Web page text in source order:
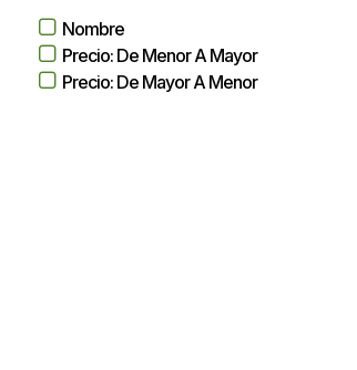
Nombre
Precio: De Menor A Mayor
Precio: De Mayor A Menor